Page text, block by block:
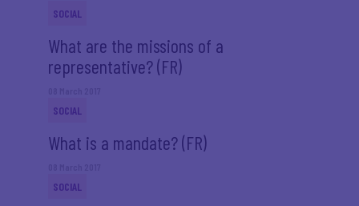
SOCIAL
What are the missions of a
representative? (FR)
SOCIAL
What is a mandate? (FR)
SOCIAL